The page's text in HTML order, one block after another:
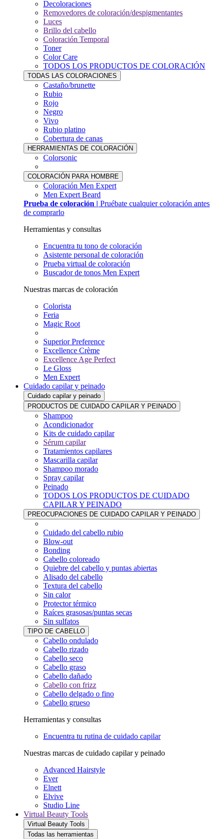
Decoloraciones
Removedores de coloración/despigmentantes
Luces
Brillo del cabello
Coloración Temporal
Toner
Color Care
TODOS LOS PRODUCTOS DE COLORACIÓN
TODAS LAS COLORACIONES
Castaño/brunette
Rubio
Rojo
Negro
Vivo
Rubio platino
Cobertura de canas
HERRAMIENTAS DE COLORACIÓN
Colorsonic
COLORACIÓN PARA HOMBRE
Coloración Men Expert
Men Expert Beard
Prueba de coloración | Pruébate cualquier coloración antes
de comprarlo
Herramientas y consultas
Encuentra tu tono de coloración
Asistente personal de coloración
Prueba virtual de coloración
Buscador de tonos Men Expert
Nuestras marcas de coloración
Colorista
Feria
Magic Root
Superior Preference
Excellence Crème
Excellence Age Perfect
Le Gloss
Men Expert
Cuidado capilar y peinado
Cuidado capilar y peinado
PRODUCTOS DE CUIDADO CAPILAR Y PEINADO
Shampoo
Acondicionador
Kits de cuidado capilar
Sérum capilar
Tratamientos capilares
Mascarilla capilar
Shampoo morado
Spray capilar
Peinado
TODOS LOS PRODUCTOS DE CUIDADO
CAPILAR Y PEINADO
PREOCUPACIONES DE CUIDADO CAPILAR Y PEINADO
Cuidado del cabello rubio
Blow-out
Bonding
Cabello coloreado
Quiebre del cabello y puntas abiertas
Alisado del cabello
Textura del cabello
Sin calor
Protector térmico
Raíces grasosas/puntas secas
Sin sulfatos
TIPO DE CABELLO
Cabello ondulado
Cabello rizado
Cabello seco
Cabello graso
Cabello dañado
Cabello con frizz
Cabello delgado o fino
Cabello grueso
Herramientas y consultas
Encuentra tu rutina de cuidado capilar
Nuestras marcas de cuidado capilar y peinado
Advanced Hairstyle
Ever
Elnett
Elvive
Studio Line
Virtual Beauty Tools
Virtual Beauty Tools
Todas las herramientas